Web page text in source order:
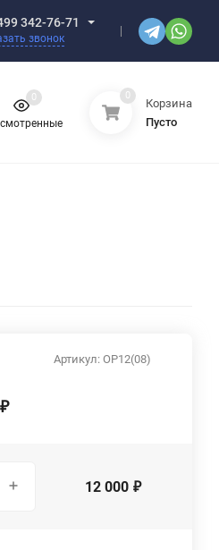
342-76-71
звонок
0 0
Корзина
Пусто
Артикул: OP12(08)
₽
12 000 ₽